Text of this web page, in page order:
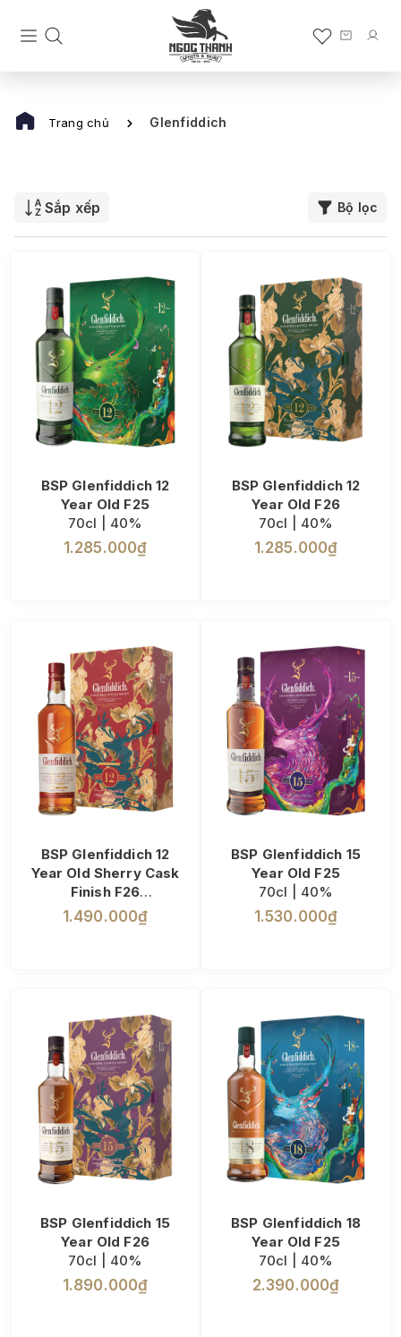
Trang chủ Glenfiddich
Sắp xếp Bộ lọc
BSP Glenfiddich 12
Year Old F25
70cl | 40%
1.285.000₫
BSP Glenfiddich 12
Year Old F26
70cl | 40%
1.285.000₫
BSP Glenfiddich 12
Year Old Sherry Cask
Finish F26
70cl | 43%
1.490.000₫
BSP Glenfiddich 15
Year Old F25
70cl | 40%
1.530.000₫
BSP Glenfiddich 15
Year Old F26
70cl | 40%
1.890.000₫
BSP Glenfiddich 18
Year Old F25
70cl | 40%
2.390.000₫